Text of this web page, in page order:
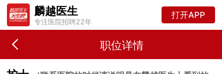
麟越医生
专注医院招聘22年
打开APP
职位详情